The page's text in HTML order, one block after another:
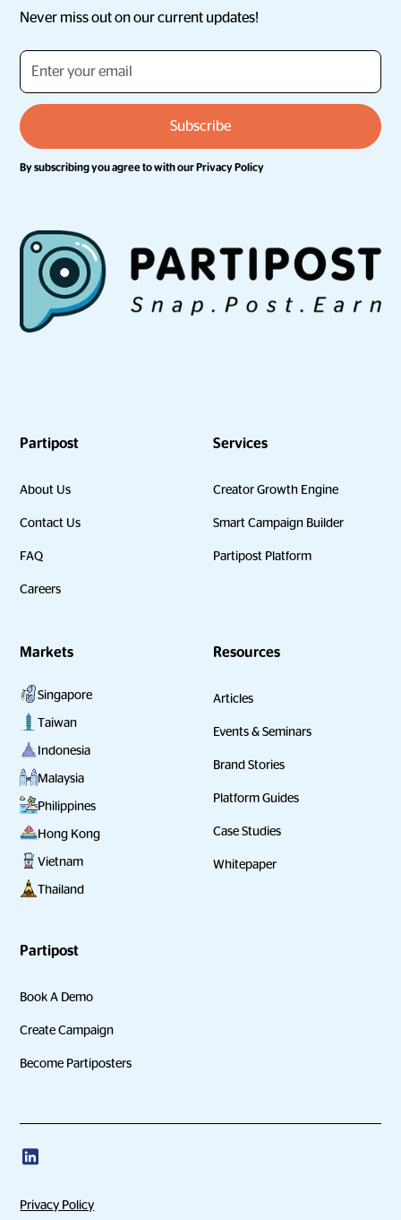
Never miss out on our current updates!
By subscribing you agree to with ourPrivacy Policy
Partipost
About Us
Contact Us
FAQ
Careers
Services
Creator Growth Engine
Smart Campaign Builder
Partipost Platform
Markets
Singapore
Taiwan
Indonesia
Malaysia
Philippines
Hong Kong
Vietnam
Thailand
Resources
Articles
Events & Seminars
Brand Stories
Platform Guides
Case Studies
Whitepaper
Partipost
Book A Demo
Create Campaign
Become Partiposters
Privacy Policy